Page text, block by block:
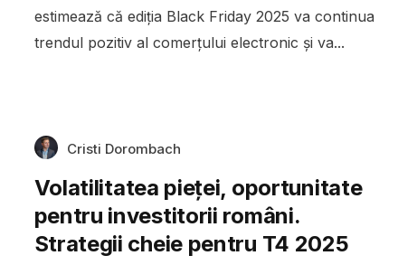
estimează că ediția Black Friday 2025 va continua
trendul pozitiv al comerțului electronic și va...
Cristi Dorombach
Volatilitatea pieței, oportunitate
pentru investitorii români.
Strategii cheie pentru T4 2025